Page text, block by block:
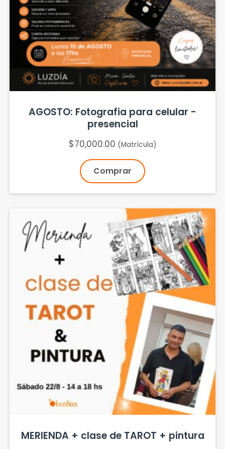
AGOSTO: Fotografia para celular -
presencial
$70,000.00 (Matrícula)
Comprar
MERIENDA + clase de TAROT + pintura